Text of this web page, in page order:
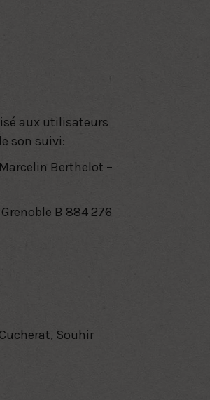
aux utilisateurs
son suivi:
Berthelot –
B 884 276
Souhir